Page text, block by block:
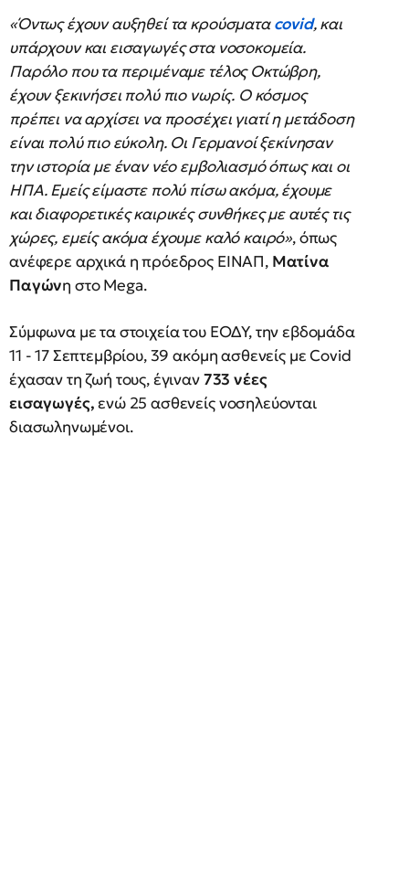
«Όντως έχουν αυξηθεί τα κρούσματαcovid, και
υπάρχουν και εισαγωγές στα νοσοκομεία.
Παρόλο που τα περιμέναμε τέλος Οκτώβρη,
έχουν ξεκινήσει πολύ πιο νωρίς. Ο κόσμος
πρέπει να αρχίσει να προσέχει γιατί η μετάδοση
είναι πολύ πιο εύκολη. Οι Γερμανοί ξεκίνησαν
την ιστορία με έναν νέο εμβολιασμό όπως και οι
ΗΠΑ. Εμείς είμαστε πολύ πίσω ακόμα, έχουμε
και διαφορετικές καιρικές συνθήκες με αυτές τις
χώρες, εμείς ακόμα έχουμε καλό καιρό», όπως
ανέφερε αρχικά η πρόεδρος ΕΙΝΑΠ, Ματίνα
Παγώνη στο Mega.
Σύμφωνα με τα στοιχεία του ΕΟΔΥ, την εβδομάδα
11 - 17 Σεπτεμβρίου, 39 ακόμη ασθενείς με Covid
έχασαν τη ζωή τους, έγιναν733 νέες
εισαγωγές,ενώ 25 ασθενείς νοσηλεύονται
διασωληνωμένοι.